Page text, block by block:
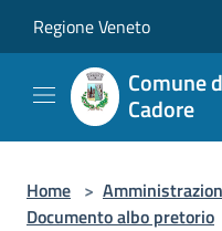
Regione Veneto
Comune
Cadore
Home >
Documento albo pretorio